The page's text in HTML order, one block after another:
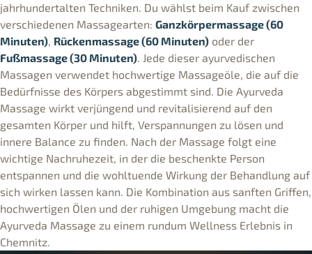
jahrhundertalten Techniken. Du wählst beim Kauf zwischen
verschiedenen Massagearten: Ganzkörpermassage (60
Minuten), Rückenmassage (60 Minuten) oder der
Fußmassage (30 Minuten). Jede dieser ayurvedischen
Massagen verwendet hochwertige Massageöle, die auf die
Bedürfnisse des Körpers abgestimmt sind. Die Ayurveda
Massage wirkt verjüngend und revitalisierend auf den
gesamten Körper und hilft, Verspannungen zu lösen und
innere Balance zu finden. Nach der Massage folgt eine
wichtige Nachruhezeit, in der die beschenkte Person
entspannen und die wohltuende Wirkung der Behandlung auf
sich wirken lassen kann. Die Kombination aus sanften Griffen,
hochwertigen Ölen und der ruhigen Umgebung macht die
Ayurveda Massage zu einem rundum Wellness Erlebnis in
Chemnitz.